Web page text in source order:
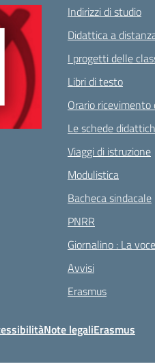
Indirizzi di studio
Didattica a
I progetti delle
Libri di testo
Orario ricevimento
Le schede
Viaggi di istruzione
Modulistica
Bacheca sindacale
PNRR
Giornalino : La
Avvisi
Erasmus
Note legaliErasmus